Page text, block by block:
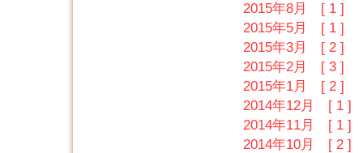
2015年8月 [ 1 ]
2015年5月 [ 1 ]
2015年3月 [ 2 ]
2015年2月 [ 3 ]
2015年1月 [ 2 ]
2014年12月 [ 1 ]
2014年11月 [ 1 ]
2014年10月 [ 2 ]